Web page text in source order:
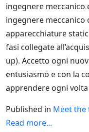
ingegnere meccanico
ingegnere meccanico
apparecchiature
fasi collegate
up). Accetto ogni
entusiasmo e con la
apprendere ogni
Published in Meet the
Read more...